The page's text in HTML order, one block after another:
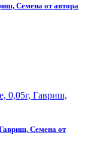
Семена от автора
Семена от